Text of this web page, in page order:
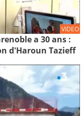
VIDEO
a 30 ans :
d'Haroun Tazieff